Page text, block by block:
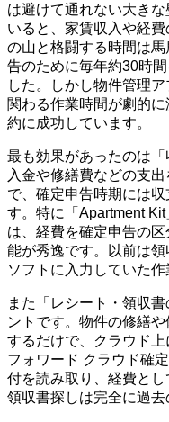
は避けて通れない大き
いると、家賃収入や経
の山と格闘する時間は
告のために毎年約30時
した。しかし物件管理
関わる作業時間が劇的
約に成功しています。
最も効果があったのは
入金や修繕費などの支
で、確定申告時期には
す。特に「Apartment
は、経費を確定申告の
能が秀逸です。以前は
ソフトに入力していた作
また「レシート・領収
ントです。物件の修繕
するだけで、クラウド
フォワード クラウド確
付を読み取り、経費と
領収書探しは完全に過去